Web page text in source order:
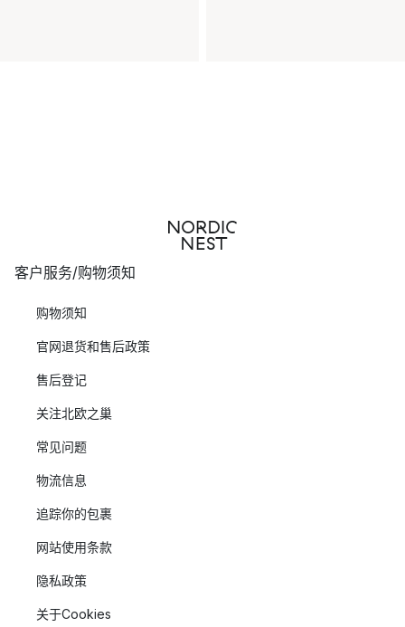
客户服务/购物须知
购物须知
官网退货和售后政策
售后登记
关注北欧之巢
常见问题
物流信息
追踪你的包裹
网站使用条款
隐私政策
关于Cookies